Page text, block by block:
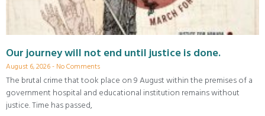
Our journey will not end until justice is done.
August 6, 2026 No Comments
The brutal crime that took place on 9 August within the premises of a
government hospital and educational institution remains without
justice. Time has passed,